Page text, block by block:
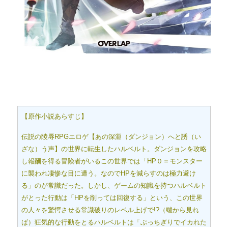
【原作小説あらすじ】
伝説の陵辱RPGエロゲ【あの深淵（ダンジョン）へと誘（い
ざな）う声】の世界に転生したハルベルト。ダンジョンを攻略
し報酬を得る冒険者がいるこの世界では「HP０＝モンスター
に襲われ凄惨な目に遭う。なのでHPを減らすのは極力避け
る」のが常識だった。しかし、ゲームの知識を持つハルベルト
がとった行動は「HPを削っては回復する」という、この世界
の人々を驚愕させる常識破りのレベル上げで!?（端から見れ
ば）狂気的な行動をとるハルベルトは「ぶっちぎりでイカれた